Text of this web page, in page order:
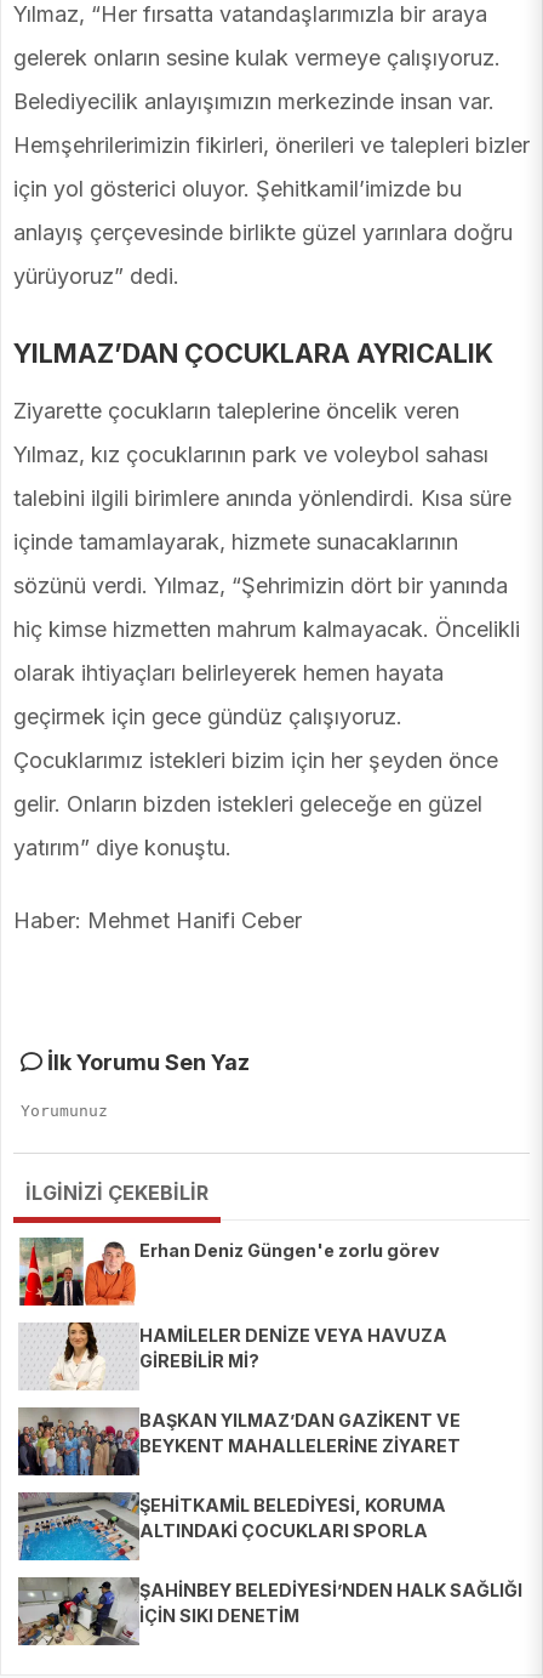
Yılmaz, “Her fırsatta vatandaşlarımızla bir araya
gelerek onların sesine kulak vermeye çalışıyoruz.
Belediyecilik anlayışımızın merkezinde insan var.
Hemşehrilerimizin fikirleri, önerileri ve talepleri bizler
için yol gösterici oluyor. Şehitkamil’imizde bu
anlayış çerçevesinde birlikte güzel yarınlara doğru
yürüyoruz” dedi.
YILMAZ’DAN ÇOCUKLARA AYRICALIK
Ziyarette çocukların taleplerine öncelik veren
Yılmaz, kız çocuklarının park ve voleybol sahası
talebini ilgili birimlere anında yönlendirdi. Kısa süre
içinde tamamlayarak, hizmete sunacaklarının
sözünü verdi. Yılmaz, “Şehrimizin dört bir yanında
hiç kimse hizmetten mahrum kalmayacak. Öncelikli
olarak ihtiyaçları belirleyerek hemen hayata
geçirmek için gece gündüz çalışıyoruz.
Çocuklarımız istekleri bizim için her şeyden önce
gelir. Onların bizden istekleri geleceğe en güzel
yatırım” diye konuştu.
Haber: Mehmet Hanifi Ceber
İlk Yorumu Sen Yaz
İLGİNİZİ ÇEKEBİLİR
Erhan Deniz Güngen'e zorlu görev
HAMİLELER DENİZE VEYA HAVUZA
GİREBİLİR Mİ?
BAŞKAN YILMAZ’DAN GAZİKENT VE
BEYKENT MAHALLELERİNE ZİYARET
ŞEHİTKAMİL BELEDİYESİ, KORUMA
ALTINDAKİ ÇOCUKLARI SPORLA
ŞAHİNBEY BELEDİYESİ’NDEN HALK SAĞLIĞI
İÇİN SIKI DENETİM